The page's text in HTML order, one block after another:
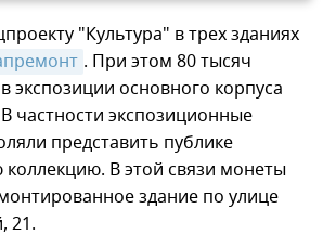
"Культура" в трех зданиях
. При этом 80 тысяч
экспозиции основного корпуса
частности экспозиционные
представить публике
В этой связи монеты
здание по улице
21.